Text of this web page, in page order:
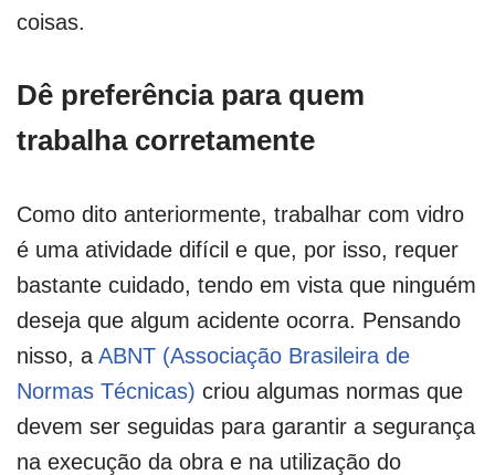
coisas.
Dê preferência para quem
trabalha corretamente
Como dito anteriormente, trabalhar com vidro
é uma atividade difícil e que, por isso, requer
bastante cuidado, tendo em vista que ninguém
deseja que algum acidente ocorra. Pensando
nisso, a ABNT (Associação Brasileira de
Normas Técnicas) criou algumas normas que
devem ser seguidas para garantir a segurança
na execução da obra e na utilização do